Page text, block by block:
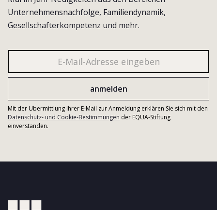
Unternehmensnachfolge, Familiendynamik,
Gesellschafterkompetenz und mehr.
Mit der Übermittlung Ihrer E-Mail zur Anmeldung erklären Sie sich mit den
Datenschutz- und Cookie-Bestimmungen der EQUA-Stiftung
einverstanden.